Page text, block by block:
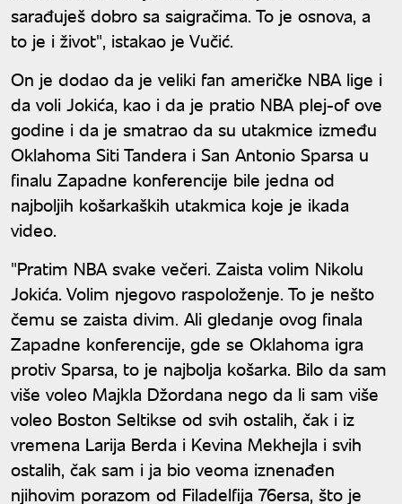
sarađuješ dobro sa saigračima. To je osnova, a
to je i život", istakao je Vučić.
On je dodao da je veliki fan američke NBA lige i
da voli Jokića, kao i da je pratio NBA plej-of ove
godine i da je smatrao da su utakmice između
Oklahoma Siti Tandera i San Antonio Sparsa u
finalu Zapadne konferencije bile jedna od
najboljih košarkaških utakmica koje je ikada
video.
"Pratim NBA svake večeri. Zaista volim Nikolu
Jokića. Volim njegovo raspoloženje. To je nešto
čemu se zaista divim. Ali gledanje ovog finala
Zapadne konferencije, gde se Oklahoma igra
protiv Sparsa, to je najbolja košarka. Bilo da sam
više voleo Majkla Džordana nego da li sam više
voleo Boston Seltikse od svih ostalih, čak i iz
vremena Larija Berda i Kevina Mekhejla i svih
ostalih, čak sam i ja bio veoma iznenađen
njihovim porazom od Filadelfija 76ersa, što je